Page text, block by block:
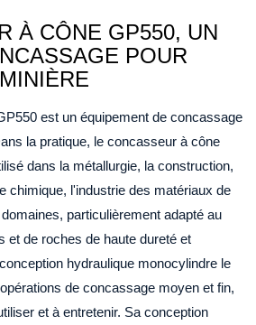
À CÔNE GP550, UN
POUR
est un équipement de concassage
la pratique, le concasseur à cône
dans la métallurgie, la construction,
chimique, l'industrie des matériaux de
particulièrement adapté au
et de roches de haute dureté et
hydraulique monocylindre le
de concassage moyen et fin,
et à entretenir. Sa conception